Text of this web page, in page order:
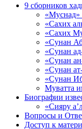
9 сборников
«Сахих
«Сахих
«Сунан
«Сунан
«Сунан
«Сунан
«Сунан
Муватта
Биографии
«Сияру
Вопросы и
Доступ к